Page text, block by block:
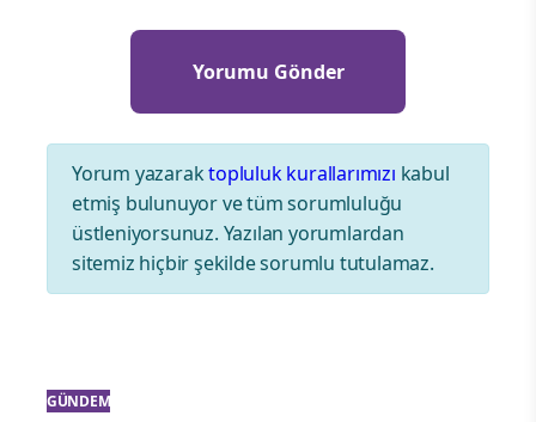
Yorum yazaraktopluluk kurallarımızı kabul
etmiş bulunuyor ve tüm sorumluluğu
üstleniyorsunuz. Yazılan yorumlardan
sitemiz hiçbir şekilde sorumlu tutulamaz.
GÜNDEM